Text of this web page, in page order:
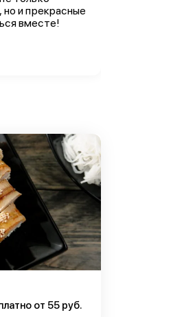
и прекрасные
вместе!
от 55 руб.